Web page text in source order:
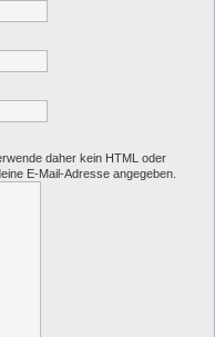
daher kein HTML oder
E-Mail-Adresse angegeben.